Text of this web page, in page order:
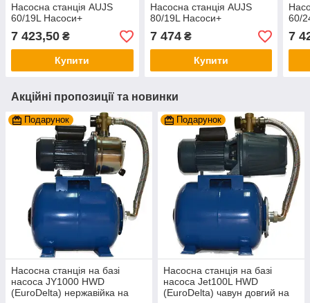
Насосна станція AUJS
60/19L Насоси+
7 423,50 ₴
Купити
Насосна станція AUJS
80/19L Насоси+
7 474₴
Купити
60/
7
Акційні пропозиції та новинки
Подарунок
Насосна станція на базі
насоса JY1000 HWD
(EuroDelta) нержавійка на
Подарунок
Насосна станція на базі
насоса Jet100L HWD
(EuroDelta) чавун довгий на